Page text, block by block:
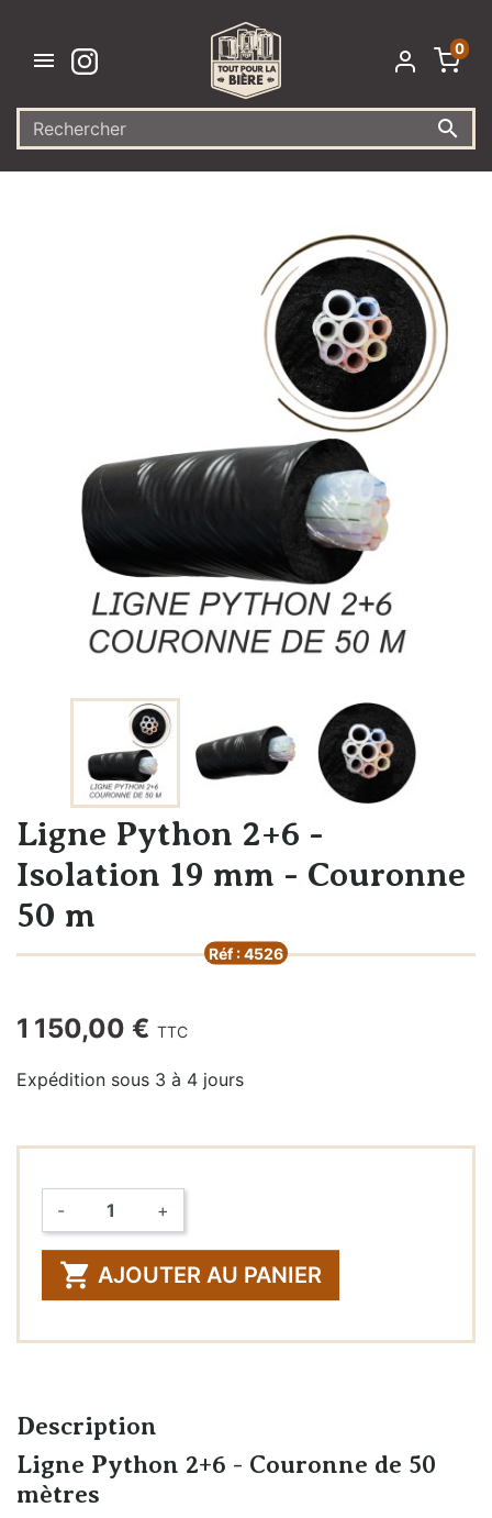


0
Ligne Python 2+6 -
Isolation 19 mm - Couronne
50 m
Réf : 4526
1 150,00 € TTC
Expédition sous 3 à 4 jours
Quantité
- +
 AJOUTER AU PANIER
Description
Ligne Python 2+6 - Couronne de 50
mètres